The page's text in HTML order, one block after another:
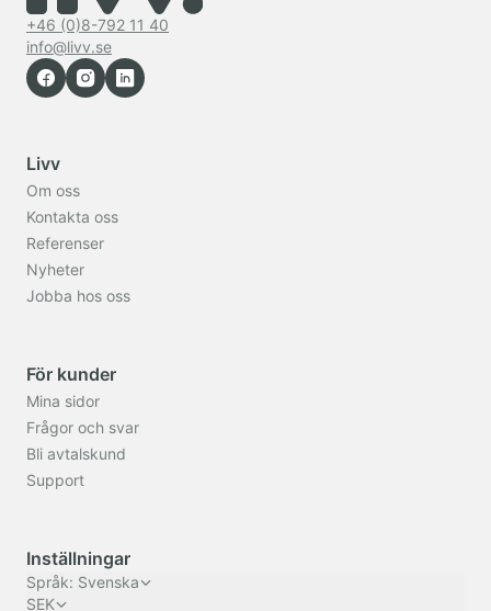
+46 (0)8-792 11 40
info@livv.se
Livv
Om oss
Kontakta oss
Referenser
Nyheter
Jobba hos oss
För kunder
Mina sidor
Frågor och svar
Bli avtalskund
Support
Inställningar
Språk: Svenska
SEK